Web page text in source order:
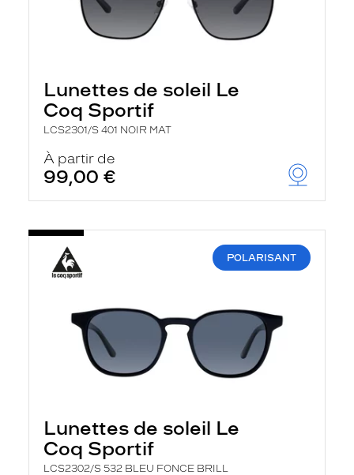
Lunettes de soleil Le
Coq Sportif
LCS2301/S 401 NOIR MAT
À partir de
99,00 €
POLARISANT
Lunettes de soleil Le
Coq Sportif
LCS2302/S 532 BLEU FONCE BRILL